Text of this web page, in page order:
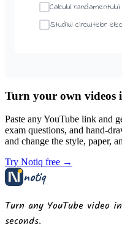
Calculul
Studiul circuitelor
Turn your own videos
Paste any YouTube link and
exam questions, and hand-
and change the style, paper,
Try Notiq free →
notiq
Turn any YouTube video
seconds.